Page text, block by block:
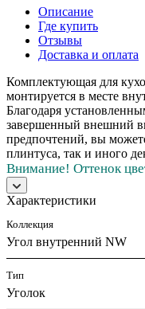
Описание
Где купить
Отзывы
Доставка и оплата
Комплектующая для
монтируется в месте
Благодаря
завершенный внешний
предпочтений, вы
плинтуса, так и иного
Внимание! Оттенок
Характеристики
Коллекция
Угол внутренний NW
Тип
Уголок